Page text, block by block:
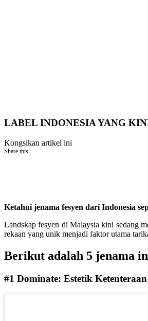
LABEL INDONESIA YANG
Kongsikan artikel ini
Share this...
Ketahui jenama fesyen dari Indonesia
Landskap fesyen di Malaysia kini sedang
rekaan yang unik menjadi faktor utama
Berikut adalah 5 jenama
#1 Dominate: Estetik